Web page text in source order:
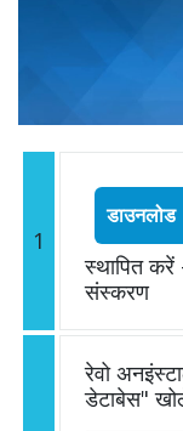
1
डाउनलोड
स्थापित करें
संस्करण
रेवो
डेटाबेस"